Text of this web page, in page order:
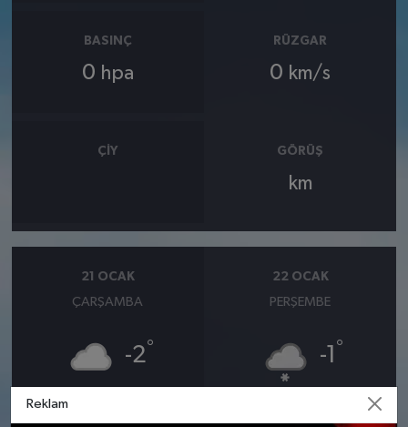
BASINÇ
0 hpa
RÜZGAR
0 km/s
ÇIY GÖRÜŞ
km
21 OCAK
ÇARŞAMBA
-2°
22 OCAK
PERŞEMBE
-1 °
Reklam